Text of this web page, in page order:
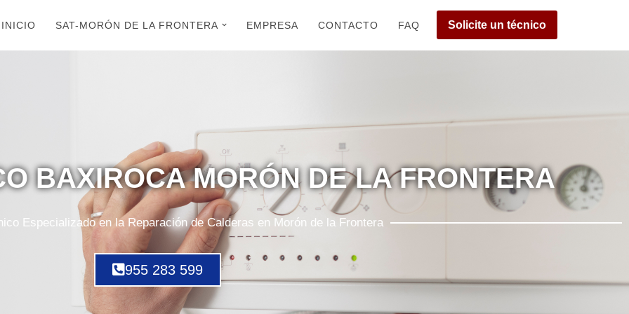
INICIO SAT-MORÓN DE LA FRONTERA EMPRESA CONTACTO FAQ Solicite un técnico
BAXIROCA MORÓN DE LA FRONTERA
Especializado en la Reparación de Calderas en Morón de la Frontera
955 283 599